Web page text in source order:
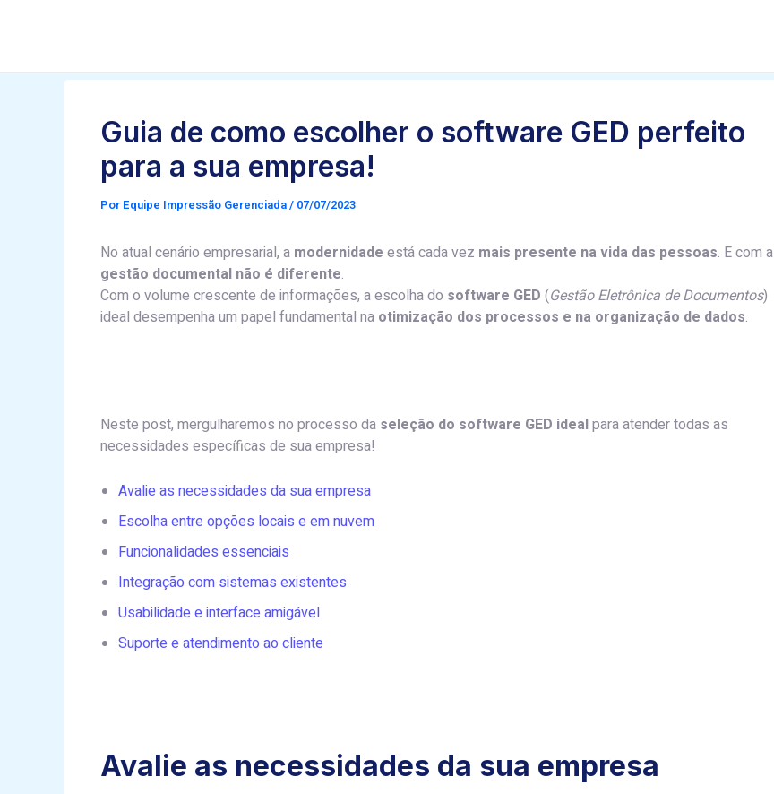
conteúdo
Guia de como escolher o software GED perfeito
para a sua empresa!
Por Equipe Impressão Gerenciada/ 07/07/2023
No atual cenário empresarial, a modernidade está cada vez mais presente na vida das pessoas. E com a
gestão documental não é diferente.
Com o volume crescente de informações, a escolha do software GED (Gestão Eletrônica de Documentos)
ideal desempenha um papel fundamental na otimização dos processos e na organização de dados.
Neste post, mergulharemos no processo da seleção do software GED idealpara atender todas as
necessidades específicas de sua empresa!
Avalie as necessidades da sua empresa
Escolha entre opções locais e em nuvem
Funcionalidades essenciais
Integração com sistemas existentes
Usabilidade e interface amigável
Suporte e atendimento ao cliente
Avalie as necessidades da sua empresa